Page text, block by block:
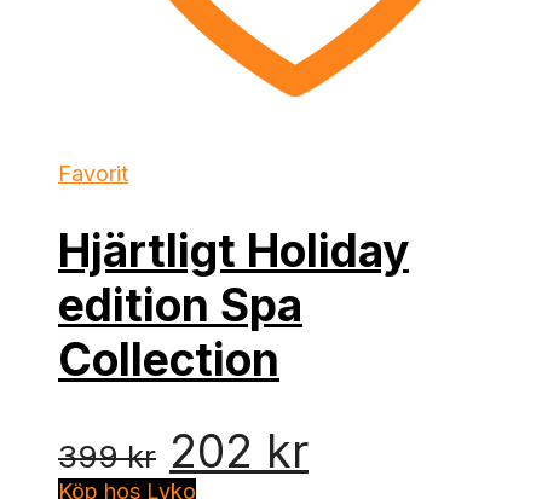
Favorit
Hjärtligt Holiday
edition Spa
Collection
399kr Det
202 krDet
Köp hos Lyko